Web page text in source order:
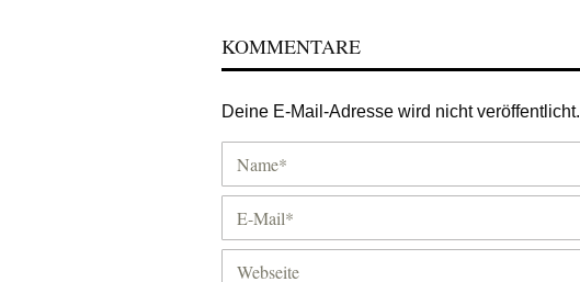
KOMMENTARE
Deine E-Mail-Adresse wird nicht veröffentlicht.